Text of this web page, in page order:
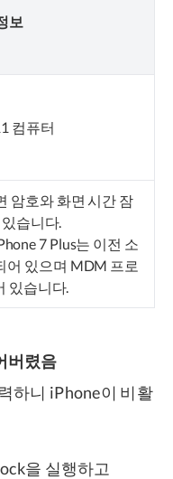
보
컴퓨터
암호와 화면 시간 잠
습니다.
7 Plus는 이전 소
어 있으며 MDM 프로
있습니다.
버렸음
하니 iPhone이 비활
을 실행하고